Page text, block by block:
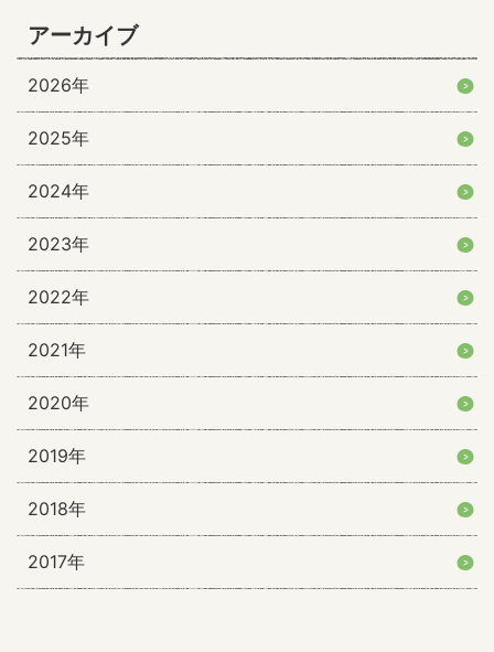
アーカイブ
2026年
2025年
2024年
2023年
2022年
2021年
2020年
2019年
2018年
2017年